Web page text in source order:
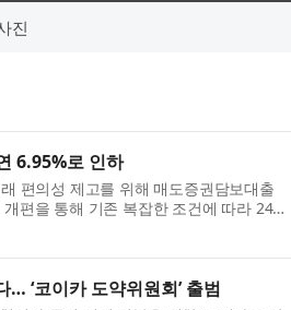
진
6.95%로 인하
편의성 제고를 위해 매도증권담보대출
편을 통해 기존 복잡한 조건에 따라 24단
의 단일 금리로 변경해 보다...
‘코이카 도약위원회’ 출범